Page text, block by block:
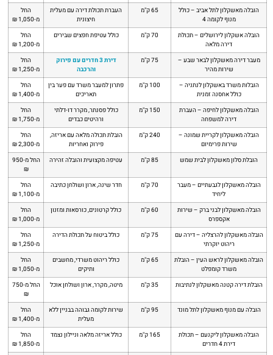
הובלה מאשקלון לתל אביב – כולל
מנוף לקומה 4
65 ק"מ
העברת תכולת דירה עם מעלית
חיצונית
החל
מ-1,050 ₪
הובלה אשקלון לירושלים – תכולת
דירה מלאה
70 ק"מ כולל עטיפת חפצים שבירים
החל
מ-1,200 ₪
מעבר דירה מאשקלון לבאר שבע –
שירות מהיר
75 ק"מ
דירת 3 חדרים עם פירוק
והרכבה
החל
מ-1,250 ₪
הובלות משרד באשקלון לנתניה –
כולל אחסנה זמנית
100 ק"מ
פתרון למעבר משרד עם פער בין
תאריכים
החל
מ-1,400 ₪
הובלה מאשקלון לחיפה – העברת
דירה למשפחה
150 ק"מ
כולל פסנתר, מקרר דו-דלתי
ורהיטים כבדים
החל
מ-1,750 ₪
הובלה מאשקלון לקריית שמונה –
שירות פרימיום
240 ק"מ
הובלת תכולה מלאה עם אריזה,
פירוק ואחריות
החל
מ-2,300 ₪
הובלת סלון מאשקלון לבית שמש
85 ק"מ עטיפה מקצועית והובלה זהירה
החל מ-950
₪
הובלה מאשקלון לגבעתיים – מעבר
ליחיד
70 ק"מ חדר שינה, ארון ושולחן כתיבה
החל
מ-1,100 ₪
הובלה מאשקלון לבני ברק – שירות
אקספרס
60 ק"מ כולל קרטונים, כורסאות ומזנון
החל
מ-1,000 ₪
הובלה מאשקלון להרצליה – דירה עם
ריהוט יוקרתי
75 ק"מ כולל ביטוח על תכולת הדירה
החל
מ-1,250 ₪
הובלה מאשקלון לראש העין – הובלת
משרד קומפלט
65 ק"מ
כולל ריהוט משרדי, מחשבים
ותיקים
החל
מ-1,050 ₪
הובלת דירה קטנה מאשקלון לנתיבות
35 ק"מ מיטה, מקרר, ארון ושולחן אוכל
החל מ-750
₪
הובלה עם מנוף מאשקלון לתל מונד
95 ק"מ
שירות לקומה גבוהה בבניין ללא
מעלית
החל
מ-1,400 ₪
הובלה מאשקלון ליקנעם – תכולת
דירת 4 חדרים
165 ק"מ כולל אריזה מלאה וניילון נצמד
החל
מ-1,850 ₪